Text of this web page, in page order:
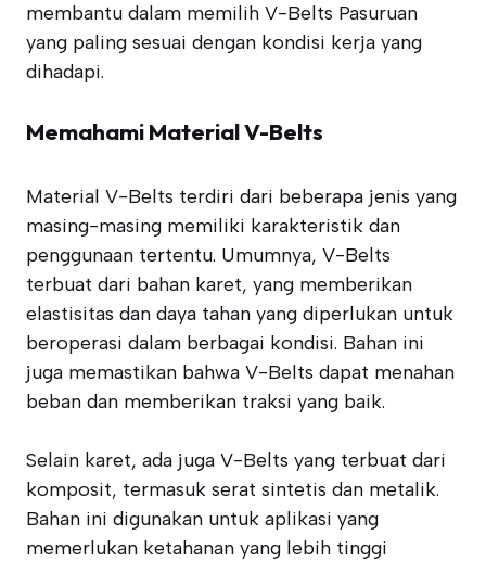
membantu dalam memilih V-Belts Pasuruan
yang paling sesuai dengan kondisi kerja yang
dihadapi.
Memahami Material V-Belts
Material V-Belts terdiri dari beberapa jenis yang
masing-masing memiliki karakteristik dan
penggunaan tertentu. Umumnya, V-Belts
terbuat dari bahan karet, yang memberikan
elastisitas dan daya tahan yang diperlukan untuk
beroperasi dalam berbagai kondisi. Bahan ini
juga memastikan bahwa V-Belts dapat menahan
beban dan memberikan traksi yang baik.
Selain karet, ada juga V-Belts yang terbuat dari
komposit, termasuk serat sintetis dan metalik.
Bahan ini digunakan untuk aplikasi yang
memerlukan ketahanan yang lebih tinggi